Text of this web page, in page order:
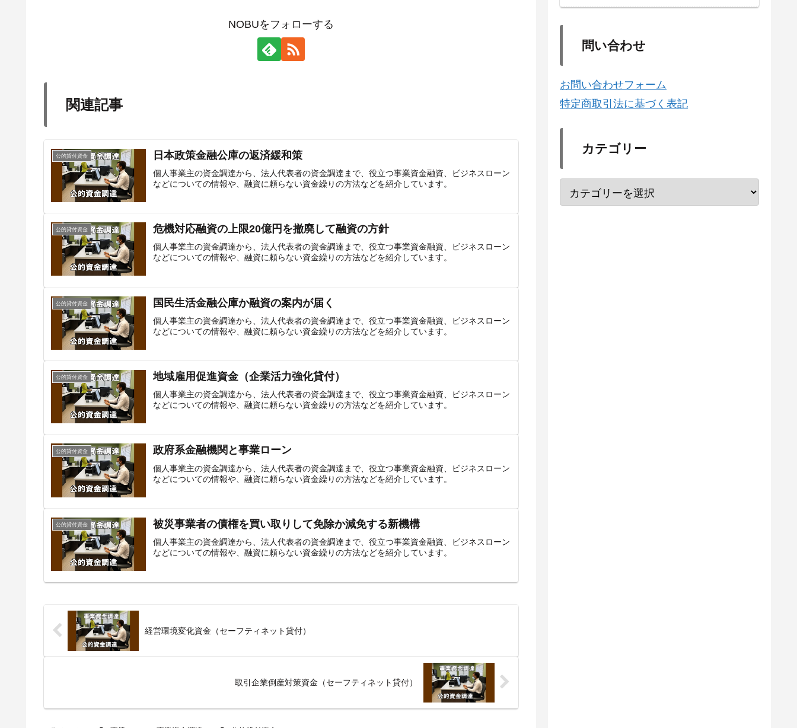
NOBUをフォローする
関連記事
公的貸付資金 日本政策金融公庫の返済緩和策
個人事業主の資金調達から、法人代表者の資金調達まで、役立つ事業資金融資、ビジネスローン
などについての情報や、融資に頼らない資金繰りの方法などを紹介しています。
公的貸付資金 危機対応融資の上限20億円を撤廃して融資の方針
個人事業主の資金調達から、法人代表者の資金調達まで、役立つ事業資金融資、ビジネスローン
などについての情報や、融資に頼らない資金繰りの方法などを紹介しています。
公的貸付資金 国民生活金融公庫か融資の案内が届く
個人事業主の資金調達から、法人代表者の資金調達まで、役立つ事業資金融資、ビジネスローン
などについての情報や、融資に頼らない資金繰りの方法などを紹介しています。
公的貸付資金 地域雇用促進資金（企業活力強化貸付）
個人事業主の資金調達から、法人代表者の資金調達まで、役立つ事業資金融資、ビジネスローン
などについての情報や、融資に頼らない資金繰りの方法などを紹介しています。
公的貸付資金 政府系金融機関と事業ローン
個人事業主の資金調達から、法人代表者の資金調達まで、役立つ事業資金融資、ビジネスローン
などについての情報や、融資に頼らない資金繰りの方法などを紹介しています。
公的貸付資金 被災事業者の債権を買い取りして免除か減免する新機構
個人事業主の資金調達から、法人代表者の資金調達まで、役立つ事業資金融資、ビジネスローン
などについての情報や、融資に頼らない資金繰りの方法などを紹介しています。
経営環境変化資金（セーフティネット貸付）
取引企業倒産対策資金（セーフティネット貸付）
問い合わせ
お問い合わせフォーム
特定商取引法に基づく表記
カテゴリー